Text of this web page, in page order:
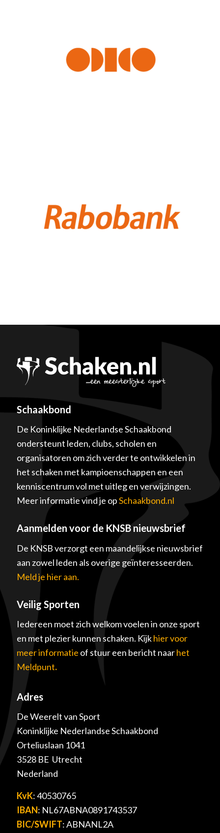
Schaakbond
De Koninklijke Nederlandse Schaakbond
ondersteunt leden, clubs, scholen en
organisatoren om zich verder te ontwikkelen in
het schaken met kampioenschappen en een
kenniscentrum vol met uitleg en verwijzingen.
Meer informatie vind je opSchaakbond.nl
Aanmelden voor de KNSB nieuwsbrief
De KNSB verzorgt een maandelijkse nieuwsbrief
aan zowel leden als overige geïnteresseerden.
Meld je hier aan.
Veilig Sporten
Iedereen moet zich welkom voelen in onze sport
en met plezier kunnen schaken. Kijkhier voor
meer informatie of stuur een bericht naarhet
Meldpunt.
Adres
De Weerelt van Sport
Koninklijke Nederlandse Schaakbond
Orteliuslaan 1041
3528 BE Utrecht
Nederland
KvK: 40530765
IBAN: NL67ABNA0891743537
BIC/SWIFT: ABNANL2A